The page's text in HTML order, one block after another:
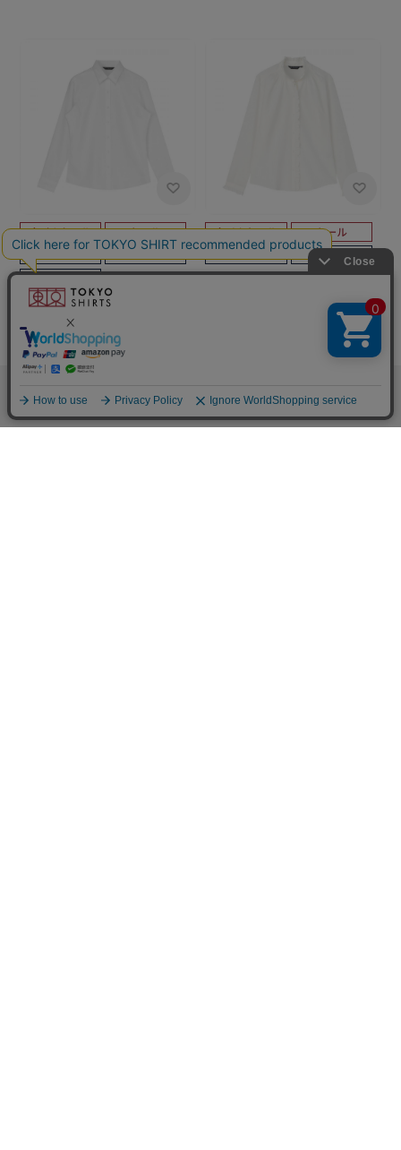
BRICK HOUSE
【透け防止】 レギュラー 長袖
形態安定 レディースシャツ
￥4,389￥2,631
【吸水速乾】【COFREX】 ス
タンド ゴムシャーリング ブラ
ウス 長袖 レディースデザイン
(27%OFF)
他のアイテムを探す こだわり検索